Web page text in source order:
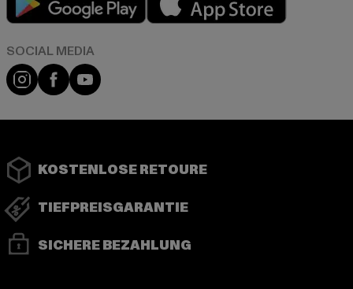
Instagram
FacebookYouTube
KOSTENLOSE RETOURE
TIEFPREISGARANTIE
SICHERE BEZAHLUNG